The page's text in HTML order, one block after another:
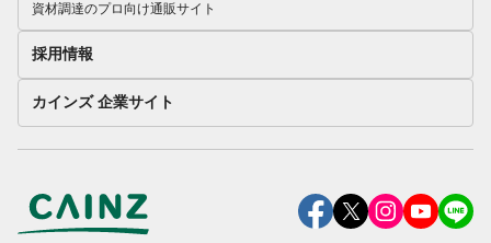
資材調達のプロ向け通販サイト
採用情報
カインズ 企業サイト